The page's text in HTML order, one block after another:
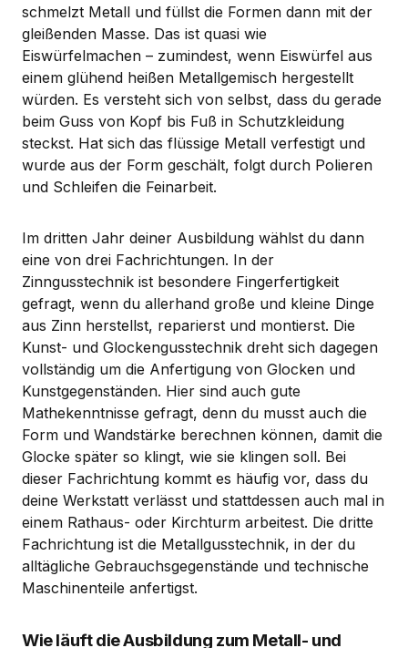
schmelzt Metall und füllst die Formen dann mit der
gleißenden Masse. Das ist quasi wie
Eiswürfelmachen – zumindest, wenn Eiswürfel aus
einem glühend heißen Metallgemisch hergestellt
würden. Es versteht sich von selbst, dass du gerade
beim Guss von Kopf bis Fuß in Schutzkleidung
steckst. Hat sich das flüssige Metall verfestigt und
wurde aus der Form geschält, folgt durch Polieren
und Schleifen die Feinarbeit.
Im dritten Jahr deiner Ausbildung wählst du dann
eine von drei Fachrichtungen. In der
Zinngusstechnik ist besondere Fingerfertigkeit
gefragt, wenn du allerhand große und kleine Dinge
aus Zinn herstellst, reparierst und montierst. Die
Kunst- und Glockengusstechnik dreht sich dagegen
vollständig um die Anfertigung von Glocken und
Kunstgegenständen. Hier sind auch gute
Mathekenntnisse gefragt, denn du musst auch die
Form und Wandstärke berechnen können, damit die
Glocke später so klingt, wie sie klingen soll. Bei
dieser Fachrichtung kommt es häufig vor, dass du
deine Werkstatt verlässt und stattdessen auch mal in
einem Rathaus- oder Kirchturm arbeitest. Die dritte
Fachrichtung ist die Metallgusstechnik, in der du
alltägliche Gebrauchsgegenstände und technische
Maschinenteile anfertigst.
Wie läuft die Ausbildung zum Metall- und